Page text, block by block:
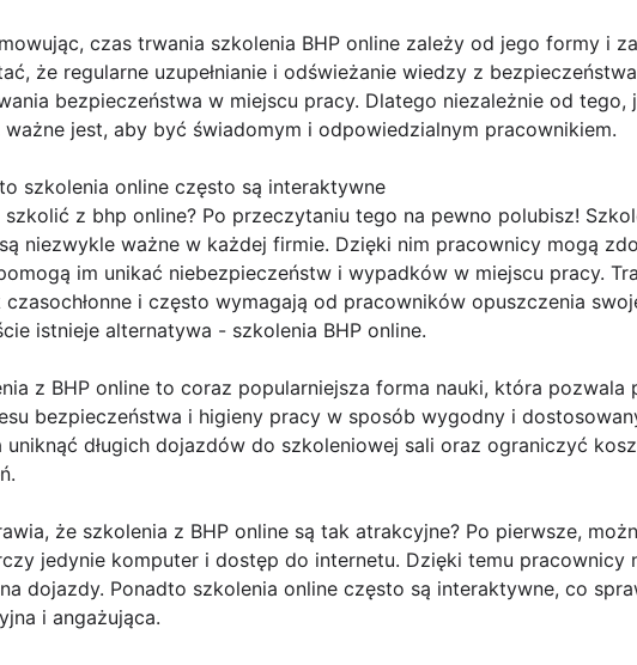
czas trwania szkolenia BHP online zależy od jego formy i
że regularne uzupełnianie i odświeżanie wiedzy z
bezpieczeństwa w miejscu pracy. Dlatego niezależnie od tego,
ważne jest, aby być świadomym i odpowiedzialnym pracownikiem.
szkolenia online często są interaktywne
szkolić z bhp online? Po przeczytaniu tego na pewno polubisz!
niezwykle ważne w każdej firmie. Dzięki nim pracownicy mogą
im unikać niebezpieczeństw i wypadków w miejscu pracy.
czasochłonne i często wymagają od pracowników opuszczenia
istnieje alternatywa - szkolenia BHP online.
z BHP online to coraz popularniejsza forma nauki, która
bezpieczeństwa i higieny pracy w sposób wygodny i
uniknąć długich dojazdów do szkoleniowej sali oraz ograniczyć
że szkolenia z BHP online są tak atrakcyjne? Po pierwsze,
jedynie komputer i dostęp do internetu. Dzięki temu pracownicy
dojazdy. Ponadto szkolenia online często są interaktywne, co
i angażująca.